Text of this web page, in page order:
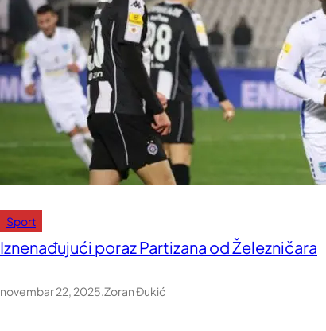
Sport
Iznenađujući poraz Partizana od Železničara
novembar 22, 2025.Zoran Đukić